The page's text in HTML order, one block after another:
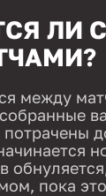
ЛИ
между
пока